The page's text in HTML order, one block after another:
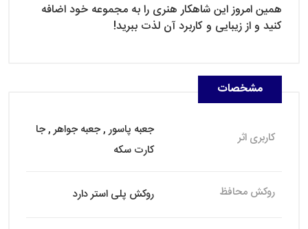
همین امروز این شاهکار هنری را به مجموعه خود اضافه
کنید و از زیبایی و کاربرد آن لذت ببرید!
مشخصات
کاربری اثر
جعبه پاسور , جعبه جواهر , جا
کارت سکه
روکش محافظ روکش پلی استر دارد